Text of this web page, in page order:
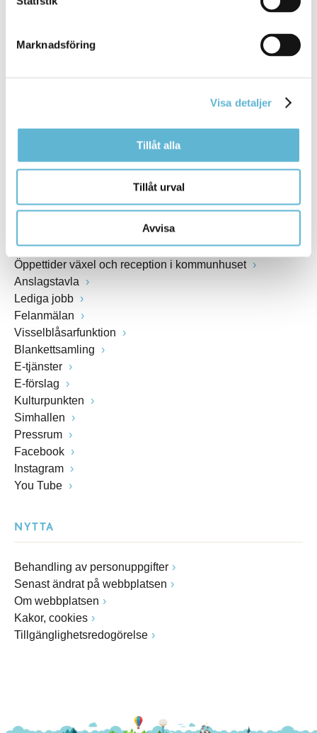
Marknadsföring
Visa detaljer
Tillåt alla
Tillåt urval
Avvisa
Box 18, 295 21 Bromölla
Fax: 0456-82 22 00
Öppettider växel och reception i kommunhuset
Anslagstavla
Lediga jobb
Felanmälan
Visselblåsarfunktion
Blankettsamling
E-tjänster
E-förslag
Kulturpunkten
Simhallen
Pressrum
Facebook
Instagram
You Tube
NYTTA
Behandling av personuppgifter
Senast ändrat på webbplatsen
Om webbplatsen
Kakor, cookies
Tillgänglighetsredogörelse